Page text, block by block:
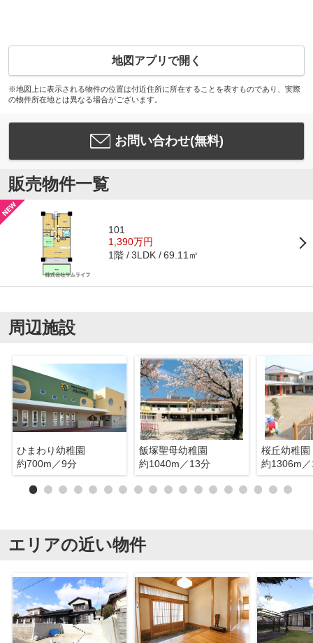
地図アプリで開く
※地図上に表示される物件の位置は付近住所に所在することを表すものであり、実際
の物件所在地とは異なる場合がございます。
お問い合わせ(無料)
販売物件一覧
101
1,390万円
1階 3LDK 69.11㎡
周辺施設
ひまわり幼稚園
約700m／9分
飯塚聖母幼稚園
約1040m／13分
桜丘幼稚園
約1306m
エリアの近い物件